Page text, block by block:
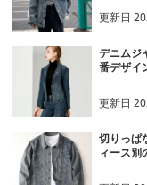
更新日
デニムジ
番デザイ
更新日
切りっぱ
ィース別